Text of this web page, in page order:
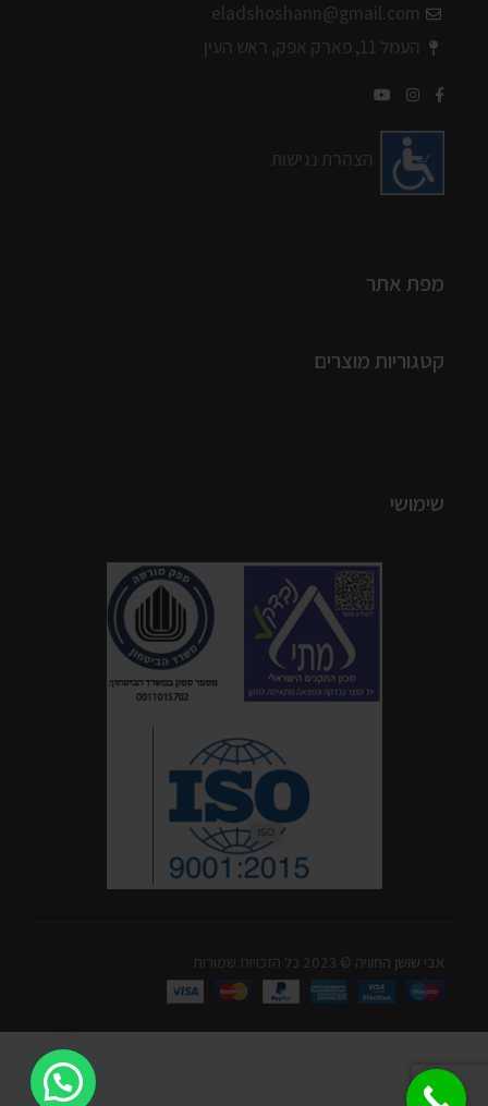
eladshoshann@gmail.com
העמל 11, פארק אפק, ראש העין
הצהרת נגישות
מפת אתר
קטגוריות מוצרים
שימושי
אבי שושן החוויה © 2023 כל הזכויות שמורות